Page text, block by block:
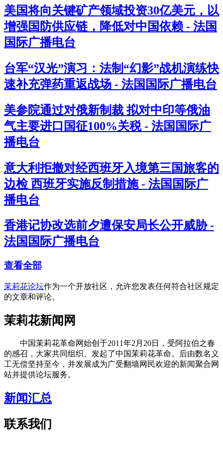
美国将向关键矿产领域投资30亿美元，以
增强国防供应链，降低对中国依赖 - 法国
国际广播电台
台军“汉光”演习：法制“幻影”战机演练快
速补充弹药重返战场 - 法国国际广播电台
美参院通过对俄新制裁 拟对中印等俄油
气主要进口国征100%关税 - 法国国际广
播电台
意大利拒撤对经西班牙入境第三国旅客的
边检 西班牙实施反制措施 - 法国国际广
播电台
香港记协改选前夕遭保安局长公开威胁 -
法国国际广播电台
查看全部
茉莉花论坛作为一个开放社区，允许您发表任何符合社区规定
的文章和评论。
茉莉花新闻网
中国茉莉花革命网始创于2011年2月20日，受阿拉伯之春
的感召，大家共同组织、发起了中国茉莉花革命。后由数名义
工无偿坚持至今，并发展成为广受翻墙网民欢迎的新闻聚合网
站并提供论坛服务。
新闻汇总
联系我们